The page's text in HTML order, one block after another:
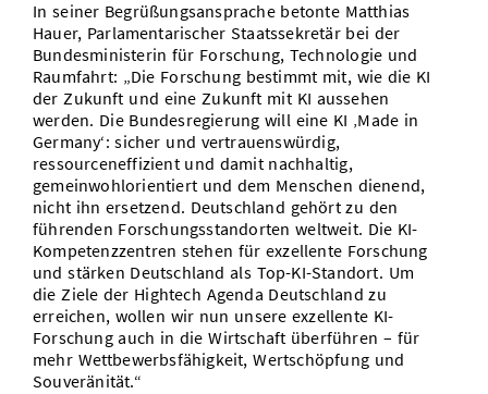
In seiner Begrüßungsansprache betonte Matthias
Hauer, Parlamentarischer Staatssekretär bei der
Bundesministerin für Forschung, Technologie und
Raumfahrt: „Die Forschung bestimmt mit, wie die KI
der Zukunft und eine Zukunft mit KI aussehen
werden. Die Bundesregierung will eine KI ‚Made in
Germany‘: sicher und vertrauenswürdig,
ressourceneffizient und damit nachhaltig,
gemeinwohlorientiert und dem Menschen dienend,
nicht ihn ersetzend. Deutschland gehört zu den
führenden Forschungsstandorten weltweit. Die KI-
Kompetenzzentren stehen für exzellente Forschung
und stärken Deutschland als Top-KI-Standort. Um
die Ziele der Hightech Agenda Deutschland zu
erreichen, wollen wir nun unsere exzellente KI-
Forschung auch in die Wirtschaft überführen – für
mehr Wettbewerbsfähigkeit, Wertschöpfung und
Souveränität.“